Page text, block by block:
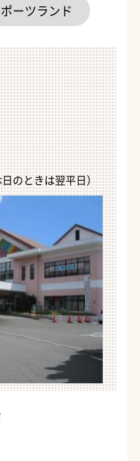
ーツランド
のときは翌平日）